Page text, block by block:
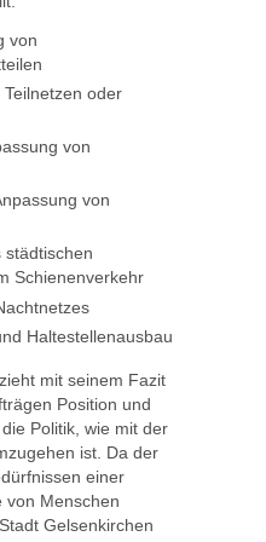
von
oder
von
von
städtischen
Schienenverkehr
Haltestellenausbau
mit seinem Fazit
Position und
Politik, wie mit der
ist. Da der
einer
von Menschen
Gelsenkirchen